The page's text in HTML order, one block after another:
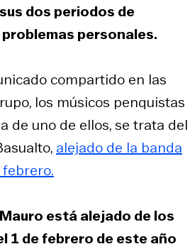
dos periodos de
personales.
compartido en las
los músicos penquistas
de uno de ellos, se trata del
alejado de la banda
está alejado de los
1 de febrero de este año